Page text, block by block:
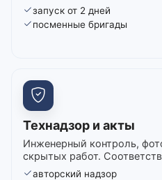
запуск от 2 дней
посменные бригады
Технадзор и акты
Инженерный контроль,
скрытых работ.
авторский надзор